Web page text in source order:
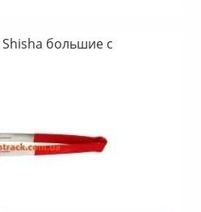
большие с